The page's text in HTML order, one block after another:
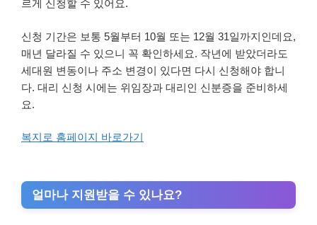
르게 신청할 수 있어요.
신청 기간은 보통 5월부터 10월 또는 12월 31일까지인데요,
매년 달라질 수 있으니 꼭 확인하세요. 작년에 받았더라도
세대원 변동이나 주소 변경이 있다면 다시 신청해야 합니
다. 대리 신청 시에는 위임장과 대리인 신분증을 준비하세
요.
복지로 홈페이지 바로가기
얼마나 지원받을 수 있나요?